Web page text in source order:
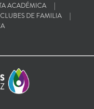
ACADÉMICA
CLUBES DE FAMILIA